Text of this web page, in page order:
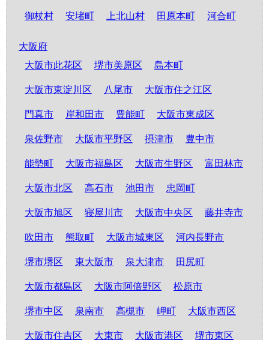
御杖村 安堵町 上北山村 田原本町 河合町
大阪府
大阪市此花区
堺市美原区 島本町
大阪市東淀川区 八尾市 大阪市住之江区
門真市 岸和田市 豊能町 大阪市東成区
泉佐野市 大阪市平野区 摂津市 豊中市
能勢町 大阪市福島区 大阪市生野区 富田林市
大阪市北区 高石市 池田市 忠岡町
大阪市旭区 寝屋川市 大阪市中央区 藤井寺市
吹田市 熊取町 大阪市城東区 河内長野市
堺市堺区 東大阪市 泉大津市 田尻町
大阪市都島区 大阪市阿倍野区 松原市
堺市中区 泉南市 高槻市 岬町 大阪市西区
大阪市住吉区 大東市 大阪市港区 堺市東区